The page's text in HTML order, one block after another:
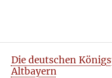
Die deutschen
Altbayern